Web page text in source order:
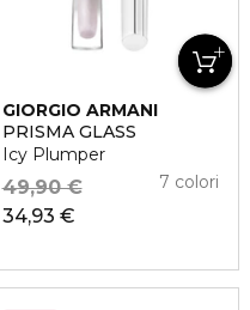
GIORGIO ARMANI
PRISMA GLASS
Icy Plumper
34,93 €
49,90 € 7 colori